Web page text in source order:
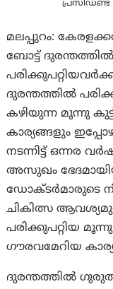
മലപ്പുറം:
ബോട്ട് ദുരന്തത്തിൽ
ദുരന്തത്തിൽ
കഴിയുന്ന മൂന്നു
കാര്യങ്ങളും
നടന്നിട്ട് ഒന്നര
അസുഖം
ഡോക്ടർമാരുടെ
ചികിത്സ
പരിക്കുപറ്റിയ
ഗൗരവമേറിയ
ദുരന്തത്തിൽ